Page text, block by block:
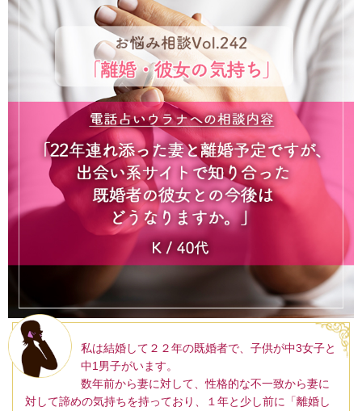
私は結婚して２２年の既婚者で、子供が中3女子と
中1男子がいます。
数年前から妻に対して、性格的な不一致から妻に
対して諦めの気持ちを持っており、１年と少し前に「離婚し